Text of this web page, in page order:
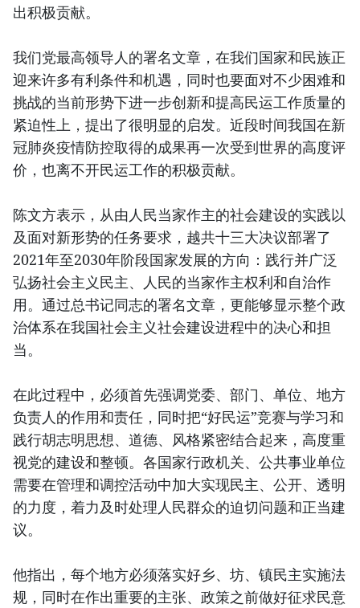
出积极贡献。
我们党最高领导人的署名文章，在我们国家和民族正
迎来许多有利条件和机遇，同时也要面对不少困难和
挑战的当前形势下进一步创新和提高民运工作质量的
紧迫性上，提出了很明显的启发。近段时间我国在新
冠肺炎疫情防控取得的成果再一次受到世界的高度评
价，也离不开民运工作的积极贡献。
陈文方表示，从由人民当家作主的社会建设的实践以
及面对新形势的任务要求，越共十三大决议部署了
2021年至2030年阶段国家发展的方向：践行并广泛
弘扬社会主义民主、人民的当家作主权利和自治作
用。通过总书记同志的署名文章，更能够显示整个政
治体系在我国社会主义社会建设进程中的决心和担
当。
在此过程中，必须首先强调党委、部门、单位、地方
负责人的作用和责任，同时把“好民运”竞赛与学习和
践行胡志明思想、道德、风格紧密结合起来，高度重
视党的建设和整顿。各国家行政机关、公共事业单位
需要在管理和调控活动中加大实现民主、公开、透明
的力度，着力及时处理人民群众的迫切问题和正当建
议。
他指出，每个地方必须落实好乡、坊、镇民主实施法
规，同时在作出重要的主张、政策之前做好征求民意